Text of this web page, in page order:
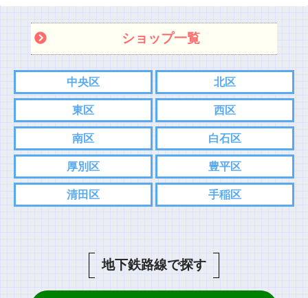
ショップ一覧
中央区 北区
東区 西区
南区 白石区
厚別区 豊平区
清田区 手稲区
地下鉄路線で探す